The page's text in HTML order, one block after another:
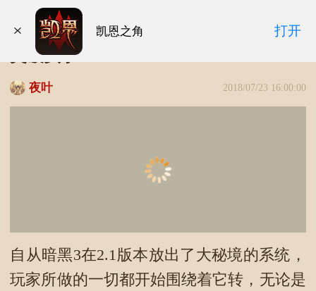
凯恩之角 打开
终于通关了！暗黑3亚服四人小队150层
突破实录
夜叶 2018/07/23 16:00:00
自从暗黑3在2.1版本放出了大秘境的系统，
玩家所做的一切都开始围绕着它转，无论是